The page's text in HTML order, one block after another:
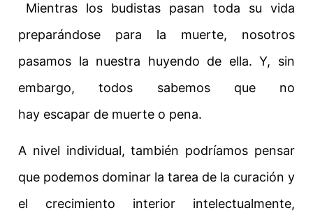
Mientras los budistas pasan toda su vida
preparándose para la muerte, nosotros
pasamos la nuestra huyendo de ella. Y, sin
embargo, todos sabemos que no
hay escapar de muerte o pena.
A nivel individual, también podríamos pensar
que podemos dominar la tarea de la curación y
el crecimiento interior intelectualmente,